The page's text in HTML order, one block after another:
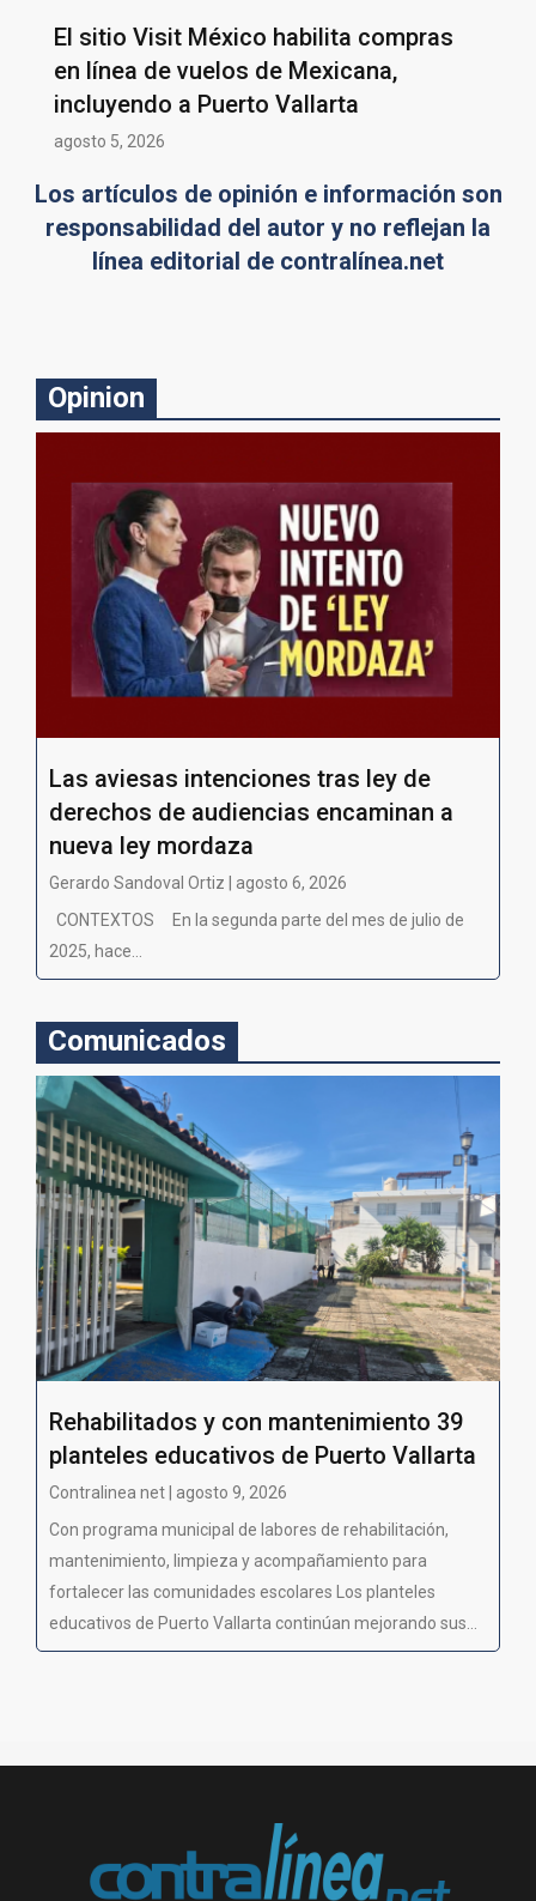
El sitio Visit México habilita compras
en línea de vuelos de Mexicana,
incluyendo a Puerto Vallarta
agosto 5, 2026
Los artículos de opinión e información son
responsabilidad del autor y no reflejan la
línea editorial de contralínea.net
Opinion
Las aviesas intenciones tras ley de
derechos de audiencias encaminan a
nueva ley mordaza
Gerardo Sandoval Ortiz | agosto 6, 2026
CONTEXTOS En la segunda parte del mes de julio de
2025, hace...
Comunicados
Rehabilitados y con mantenimiento 39
planteles educativos de Puerto Vallarta
Contralinea net | agosto 9, 2026
Con programa municipal de labores de rehabilitación,
mantenimiento, limpieza y acompañamiento para
fortalecer las comunidades escolares Los planteles
educativos de Puerto Vallarta continúan mejorando sus...